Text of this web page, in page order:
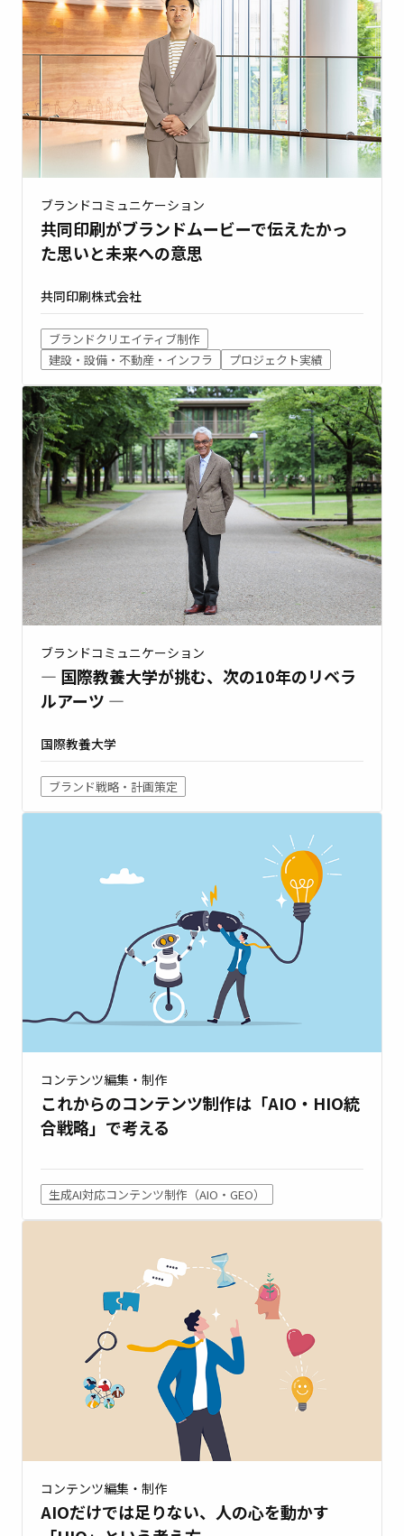
ブランドコミュニケーション
共同印刷がブランドムービーで伝えたかっ
た思いと未来への意思
共同印刷株式会社
ブランドクリエイティブ制作
建設・設備・不動産・インフラ
プロジェクト実績
ブランドコミュニケーション
― 国際教養大学が挑む、次の10年のリベラ
ルアーツ ―
国際教養大学
ブランド戦略・計画策定
コンテンツ編集・制作
これからのコンテンツ制作は「AIO・HIO統
合戦略」で考える
生成AI対応コンテンツ制作（AIO・GEO）
コンテンツ編集・制作
AIOだけでは足りない、人の心を動かす